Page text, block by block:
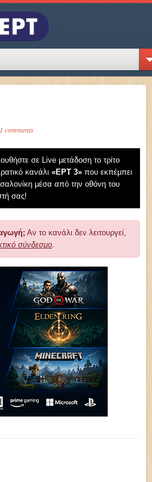
comments
σε Live μετάδοση το τρίτο
κανάλι «EΡT 3» που εκπέμπει
μέσα από την οθόνη του
σας!
Αν το κανάλι δεν λειτουργεί,
σύνδεσμο.